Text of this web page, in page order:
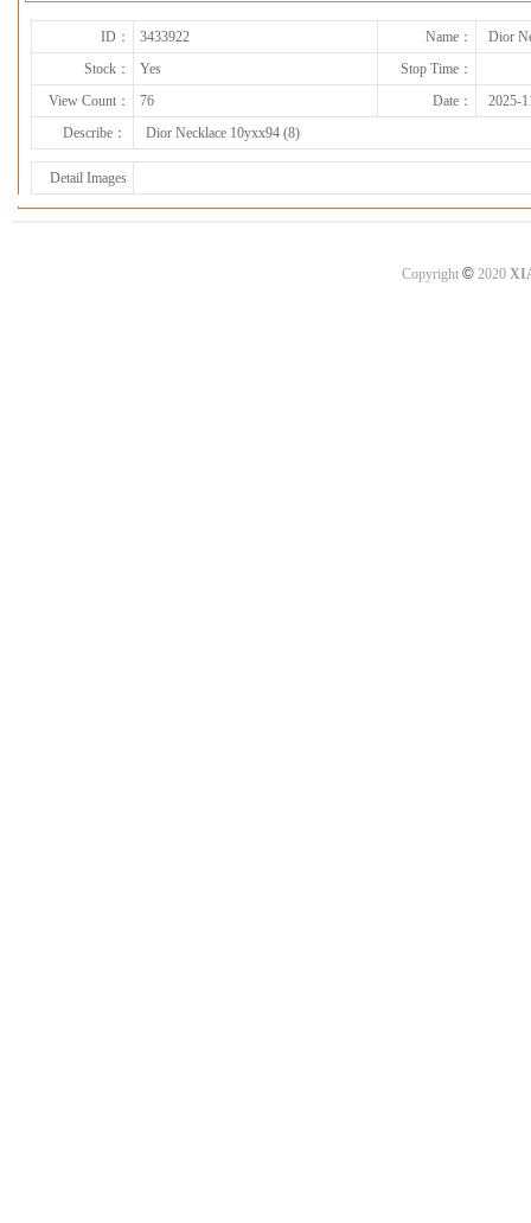
ID： 3433922 Name：
Dior
Stock：
Yes
Stop Time：
View Count：
76 Date：
2025-
Describe：
Dior Necklace 10yxx94 (8)
Detail Images
Copyright ©2020